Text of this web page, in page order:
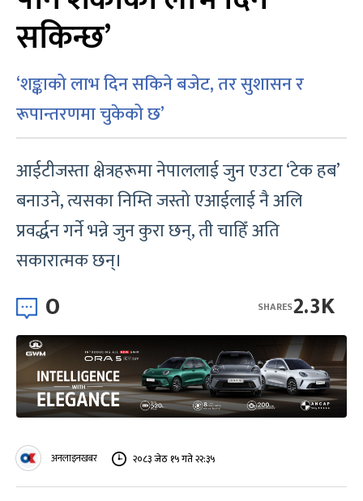
सकिन्छ’
‘शङ्काको लाभ दिन सकिने बजेट, तर सुशासन र
रूपान्तरणमा चुकेको छ’
आईटीजस्ता क्षेत्रहरूमा नेपाललाई जुन एउटा ‘टेक हब’
बनाउने, त्यसका निम्ति जस्तो एआईलाई नै अलि
प्रवर्द्धन गर्ने भन्ने जुन कुरा छन्, ती चाहिँ अति
सकारात्मक छन्।
0 2.3K
SHARES
अनलाइनखबर २०८३ जेठ १५ गते २२:३५